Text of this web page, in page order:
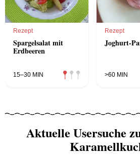
Rezept
Spargelsalat mit
Erdbeeren
15–30 MIN
Rezept
Joghurt-
>60 MIN
Aktuelle Usersuche